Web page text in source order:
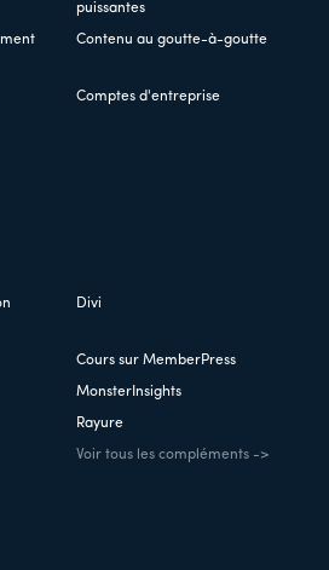
puissantes
Contenu au goutte-à-goutte
Comptes d'entreprise
Divi
Cours sur MemberPress
MonsterInsights
Rayure
Voir tous les compléments ->